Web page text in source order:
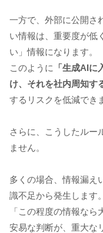
一方で、外部に公開さ
い情報は、重要度が低
い」情報になります。
このように
「生成AI
け、それを社内周知す
するリスクを低減でき
さらに、こうしたルー
ません。
多くの場合、情報漏え
識不足から発生します。
「この程度の情報な
安易な判断が、重大な